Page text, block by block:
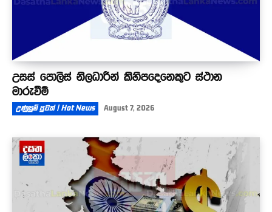
උසස් පොලිස් නිලධාරීන් කිහිපදෙනෙකුට ස්ථාන
මාරුවීම්
උණුසුම් පුවත් | Hot News August 7, 2026